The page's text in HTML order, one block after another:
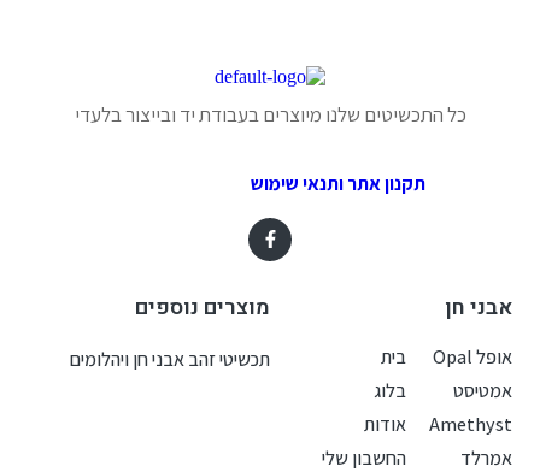
כל התכשיטים שלנו מיוצרים בעבודת יד ובייצור בלעדי
תקנון אתר ותנאי שימוש
אבני חן
אופל Opal
אמטיסט
Amethyst
אמרלד
בית
בלוג
אודות
החשבון שלי
מוצרים נוספים
תכשיטי זהב אבני חן ויהלומים